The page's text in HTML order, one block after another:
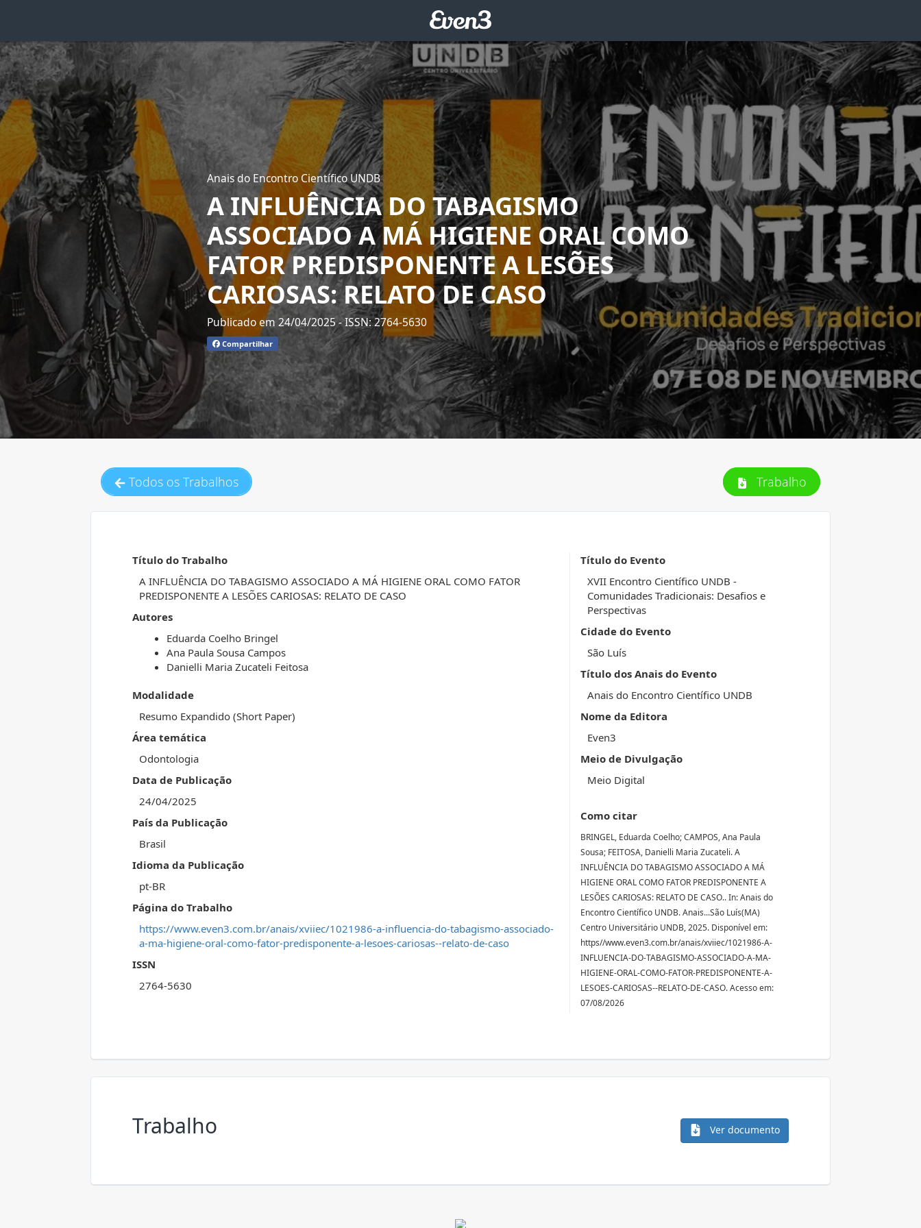
Anais do Encontro Científico UNDB
A INFLUÊNCIA DO TABAGISMO
ASSOCIADO A MÁ HIGIENE ORAL COMO
FATOR PREDISPONENTE A LESÕES
CARIOSAS: RELATO DE CASO
Publicado em 24/04/2025- ISSN: 2764-5630
Compartilhar
Todos os Trabalhos Trabalho
Título do Trabalho
A INFLUÊNCIA DO TABAGISMO ASSOCIADO A MÁ HIGIENE ORAL COMO FATOR
PREDISPONENTE A LESÕES CARIOSAS: RELATO DE CASO
Autores
Eduarda Coelho Bringel
Ana Paula Sousa Campos
Danielli Maria Zucateli Feitosa
Modalidade
Resumo Expandido (Short Paper)
Área temática
Odontologia
Data de Publicação
24/04/2025
País da Publicação
Brasil
Idioma da Publicação
pt-BR
Página do Trabalho
https://www.even3.com.br/anais/xviiec/1021986-a-influencia-do-tabagismo-associado-
a-ma-higiene-oral-como-fator-predisponente-a-lesoes-cariosas--relato-de-caso
ISSN
2764-5630
Título do Evento
XVII Encontro Científico UNDB -
Comunidades Tradicionais: Desafios e
Perspectivas
Cidade do Evento
São Luís
Título dos Anais do Evento
Anais do Encontro Científico UNDB
Nome da Editora
Even3
Meio de Divulgação
Meio Digital
Como citar
BRINGEL, Eduarda Coelho; CAMPOS, Ana Paula
Sousa; FEITOSA, Danielli Maria Zucateli. A
INFLUÊNCIA DO TABAGISMO ASSOCIADO A MÁ
HIGIENE ORAL COMO FATOR PREDISPONENTE A
LESÕES CARIOSAS: RELATO DE CASO.. In: Anais do
Encontro Científico UNDB. Anais...São Luís(MA)
Centro Universitário UNDB, 2025. Disponível em:
https//www.even3.com.br/anais/xviiec/1021986-A-
INFLUENCIA-DO-TABAGISMO-ASSOCIADO-A-MA-
HIGIENE-ORAL-COMO-FATOR-PREDISPONENTE-A-
LESOES-CARIOSAS--RELATO-DE-CASO. Acesso em:
07/08/2026
Trabalho Ver documento